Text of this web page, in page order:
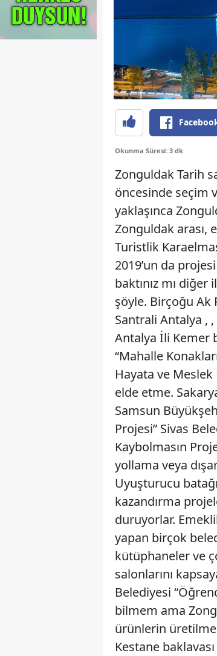
Okunma Süresi: 3 dk
Zonguldak Tarih
öncesinde seçim
yaklaşınca
Zonguldak arası,
Turistlik
2019’un da
baktınız mı
şöyle. Birçoğu Ak
Santrali Antalya , ,
Antalya İli Kemer
“Mahalle
Hayata ve
elde etme.
Samsun
Projesi” Sivas
Kaybolmasın
yollama veya
Uyuşturucu
kazandırma
duruyorlar.
yapan birçok
kütüphaneler ve
salonlarını
Belediyesi
bilmem ama
ürünlerin
Kestane